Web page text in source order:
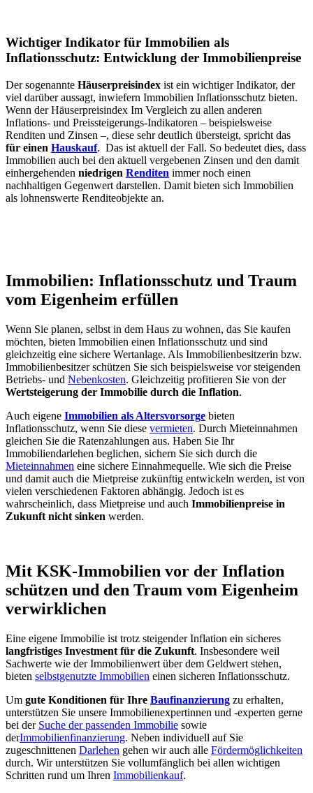
Wichtiger Indikator für Immobilien als
Inflationsschutz: Entwicklung der Immobilienpreise
Der sogenannte Häuserpreisindex ist ein wichtiger Indikator, der
viel darüber aussagt, inwiefern Immobilien Inflationsschutz bieten.
Wenn der Häuserpreisindex Im Vergleich zu allen anderen
Inflations- und Preissteigerungs-Indikatoren – beispielsweise
Renditen und Zinsen –, diese sehr deutlich übersteigt, spricht das
für einen Hauskauf. Das ist aktuell der Fall. So bedeutet dies, dass
Immobilien auch bei den aktuell vergebenen Zinsen und den damit
einhergehenden niedrigen Renditen immer noch einen
nachhaltigen Gegenwert darstellen. Damit bieten sich Immobilien
als lohnenswerte Renditeobjekte an.
Immobilien: Inflationsschutz und Traum
vom Eigenheim erfüllen
Wenn Sie planen, selbst in dem Haus zu wohnen, das Sie kaufen
möchten, bieten Immobilien einen Inflationsschutz und sind
gleichzeitig eine sichere Wertanlage. Als Immobilienbesitzerin bzw.
Immobilienbesitzer schützen Sie sich beispielsweise vor steigenden
Betriebs- und Nebenkosten. Gleichzeitig profitieren Sie von der
Wertsteigerung der Immobilie durch die Inflation.
Auch eigene Immobilien als Altersvorsorge bieten
Inflationsschutz, wenn Sie diese vermieten. Durch Mieteinnahmen
gleichen Sie die Ratenzahlungen aus. Haben Sie Ihr
Immobiliendarlehen beglichen, sichern Sie sich durch die
Mieteinnahmen eine sichere Einnahmequelle. Wie sich die Preise
und damit auch die Mietpreise zukünftig entwickeln werden, ist von
vielen verschiedenen Faktoren abhängig. Jedoch ist es
wahrscheinlich, dass Mietpreise und auch Immobilienpreise in
Zukunft nicht sinken werden.
Mit KSK-Immobilien vor der Inflation
schützen und den Traum vom Eigenheim
verwirklichen
Eine eigene Immobilie ist trotz steigender Inflation ein sicheres
langfristiges Investment für die Zukunft. Insbesondere weil
Sachwerte wie der Immobilienwert über dem Geldwert stehen,
bieten selbstgenutzte Immobilien einen sicheren Inflationsschutz.
Um gute Konditionen für Ihre Baufinanzierung zu erhalten,
unterstützen Sie unsere Immobilienexpertinnen und -experten gerne
bei der Suche der passenden Immobilie sowie
derImmobilienfinanzierung. Neben individuell auf Sie
zugeschnittenen Darlehen gehen wir auch alle Fördermöglichkeiten
durch. Wir unterstützen Sie vollumfänglich bei allen wichtigen
Schritten rund um Ihren Immobilienkauf.